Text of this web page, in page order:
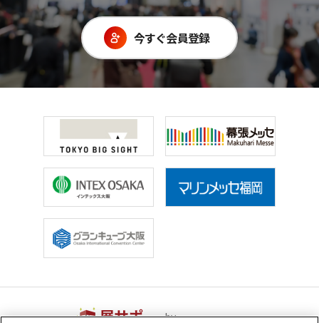
今すぐ会員登録
by